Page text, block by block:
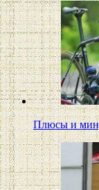
Плюсы и